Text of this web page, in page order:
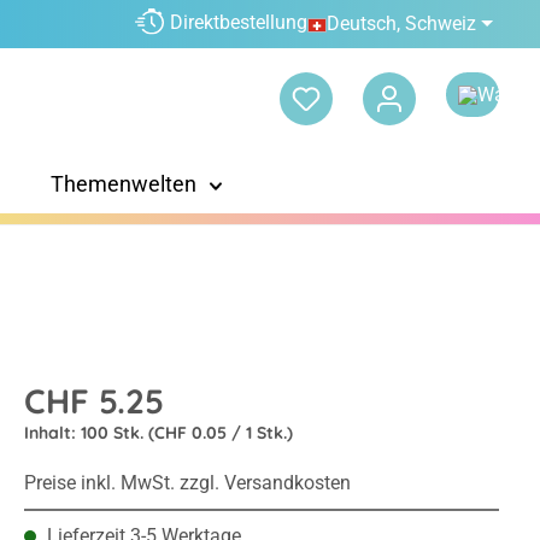
Direktbestellung Deutsch, Schweiz
Themenwelten
CHF 5.25
Inhalt: 100 Stk. (CHF 0.05 / 1 Stk.)
Preise inkl. MwSt. zzgl. Versandkosten